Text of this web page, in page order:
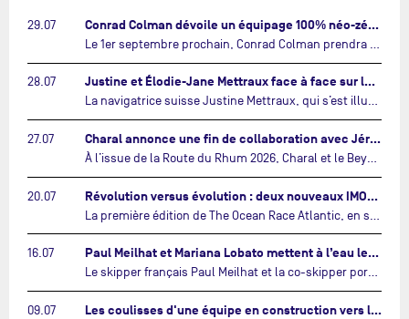
29.07 Conrad Colman dévoile un équipage 100% néo-zélandais tourné vers l'avenir…
28.07 Justine et Élodie-Jane Mettraux face à face sur la transatlantique The Ocean Race Atlantic…
La navigatrice suisse Justine Mettraux, qui s’est illustrée comme la femme la plus rapide du Vendée Globe et qui fait actuellement construire un nouvel IMOCA pour l'édition 2028, sera cette année au départ de la première édition de The Ocean Race Atlantic.…
27.07 Charal annonce une fin de collaboration avec Jérémie Beyou et le Beyou Racing après la Route du Rhum…
À l’issue de la Route du Rhum 2026, Charal et le Beyou Racing mettront fin à leur collaboration. Il a été décidé de manière concertée, après dix ans d’une collaboration riche et performante, d’ouvrir une nouvelle ère pour le projet du Charal Sailing Team.…
20.07 Révolution versus évolution : deux nouveaux IMOCA très différents se préparent pour The Ocean Race Atlantic…
16.07 Paul Meilhat et Mariana Lobato mettent à l’eau leur bateau et lancent leur nouvelle campagne « United by the Ocean »…
Le skipper français Paul Meilhat et la co-skipper portugaise Mariana Lobato mettent à l’eau aujourd’hui à Lorient leur IMOCA à bord duquel ils participeront à The Ocean Race Atlantic (septembre 2026) puis à The Ocean Race, le tour du monde en équipage (janvier 2027).…
09.07 Les coulisses d'une équipe en construction vers le Vendée Globe…